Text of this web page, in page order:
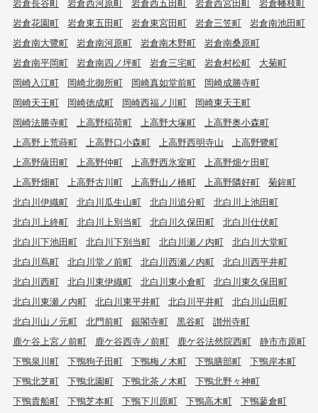
岩倉長谷町
岩倉西河原町 岩倉西五田町 岩倉西宮田町
岩倉幡枝町
岩倉花園町
岩倉東五田町 岩倉東宮田町 岩倉三笠町
岩倉南池田町
岩倉南大鷺町
岩倉南河原町 岩倉南木野町
岩倉南桑原町
岩倉南平岡町
岩倉南四ノ坪町 岩倉三宅町 岩倉村松町
大菊町
岡崎入江町
岡崎北御所町 岡崎真如堂前町
岡崎成勝寺町
岡崎天王町
岡崎徳成町 岡崎西福ノ川町
岡崎東天王町
岡崎法勝寺町
上高野稲荷町 上高野大塚町
上高野奥小森町
上高野上荒蒔町
上高野口小森町 上高野西明寺山
上高野鷺町
上高野薩田町
上高野仲町 上高野西氷室町
上高野畑ケ田町
上高野畑町
上高野古川町 上高野山ノ橋町 上高野隣好町
菊鉾町
北白川伊織町
北白川瓜生山町 北白川追分町
北白川上池田町
北白川上終町
北白川上別当町 北白川久保田町
北白川仕伏町
北白川下池田町
北白川下別当町 北白川瀬ノ内町
北白川大堂町
北白川蔦町
北白川堂ノ前町 北白川西瀬ノ内町
北白川西平井町
北白川西町
北白川東伊織町 北白川東小倉町
北白川東久保田町
北白川東瀬ノ内町
北白川東平井町 北白川平井町
北白川山田町
北白川山ノ元町
北門前町 銀閣寺町 黒谷町
讃州寺町
鹿ケ谷上宮ノ前町
鹿ケ谷西寺ノ前町 鹿ケ谷法然院西町
静市市原町
下鴨泉川町
下鴨狗子田町 下鴨梅ノ木町 下鴨膳部町
下鴨岸本町
下鴨北芝町
下鴨北園町 下鴨北茶ノ木町
下鴨北野々神町
下鴨貴船町
下鴨芝本町 下鴨下川原町 下鴨高木町
下鴨蓼倉町